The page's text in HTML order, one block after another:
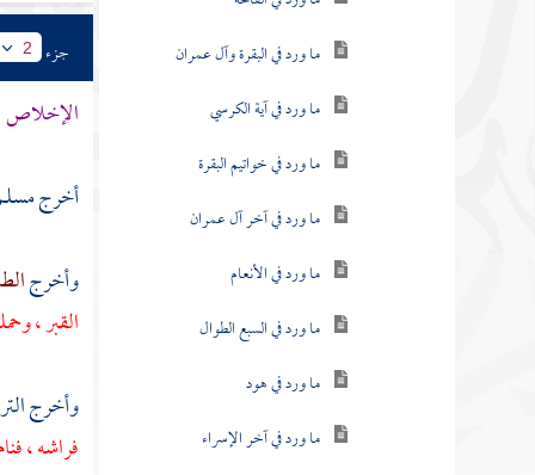
ما ورد في البقرة وآل عمران
ما ورد في آية الكرسي
ما ورد في خواتيم البقرة
ما ورد في آخر آل عمران
ما ورد في الأنعام
ما ورد في السبع الطوال
ما ورد في هود
ما ورد في آخر الإسراء
جزء 2
الإخلاص
أخرج
وأخرج
القبر ،
وأخرج
فراشه ،